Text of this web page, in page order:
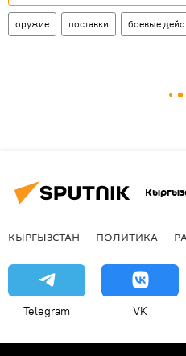
оружие поставки боевые
КЫРГЫЗСТАН ПОЛИТИКА
Telegram VK